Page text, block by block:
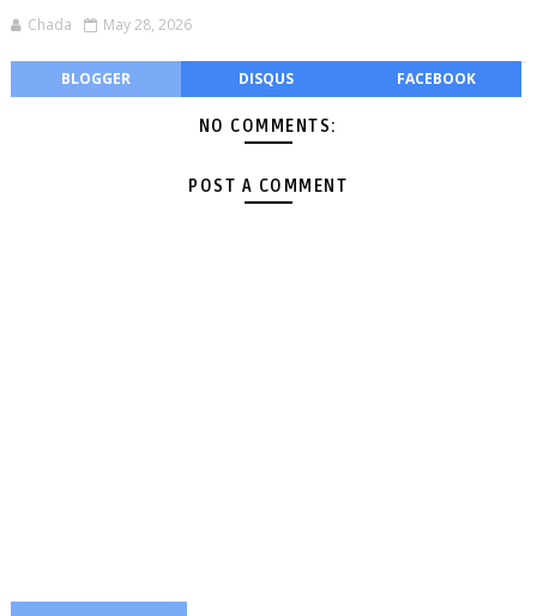
Chada May 28, 2026
BLOGGER DISQUS FACEBOOK
NO COMMENTS:
POST A COMMENT